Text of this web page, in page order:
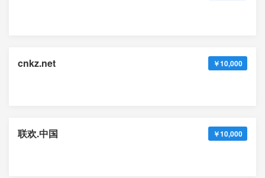
cnkz.net ￥10,000
联欢.中国 ￥10,000